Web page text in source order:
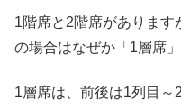
1階席と2階席があります
の場合はなぜか「1層席
1層席は、前後は1列目